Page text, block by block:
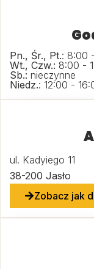
Pn., Śr., Pt.: 8:00
Wt., Czw.: 8:00 -
Sb.: nieczynne
Niedz.: 12:00 -
ul. Kadyiego 11
38-200 Jasło
Zobacz jak